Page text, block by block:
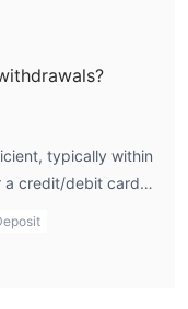
typically within
a credit/debit card.
access to my